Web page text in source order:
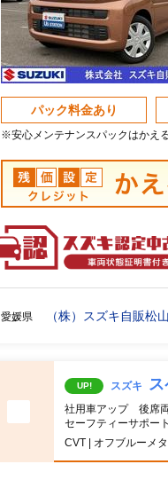
パック料金あり
※安心メンテナンスパックはかえ
愛媛県 （株）スズキ自販
UP! スズキ
社用車アップ 後席
セーフティーサポ
CVT | オフブルーメ